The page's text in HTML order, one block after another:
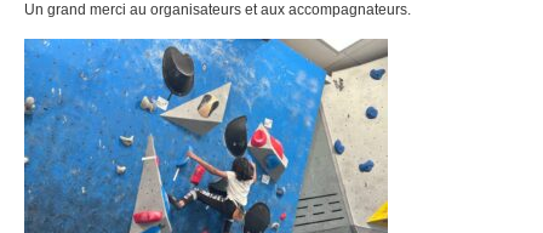
Un grand merci au organisateurs et aux accompagnateurs.